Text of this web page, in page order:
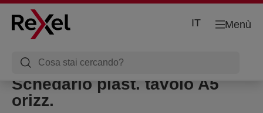
Menù
IT
Schedario plast. tavolo A5
orizz.